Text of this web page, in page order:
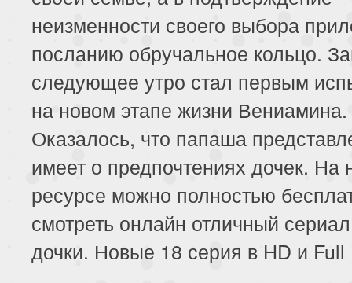
неизменности своего выбора
посланию обручальное кольцо.
следующее утро стал первым
на новом этапе жизни Вениамина.
Оказалось, что папаша
имеет о предпочтениях дочек.
ресурсе можно полностью
смотреть онлайн отличный
дочки. Новые 18 серия в HD и Full